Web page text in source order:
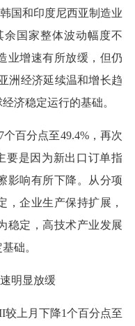
国和印度尼西亚制造业
国家整体波动幅度不
业增速有所放缓，但仍
洲经济延续温和增长趋
济稳定运行的基础。
百分点至49.4%，再次
要是因为新出口订单指
影响有所下降。从分项
，企业生产保持扩展，
稳定，高技术产业发展
础。
明显放缓
较上月下降1个百分点至